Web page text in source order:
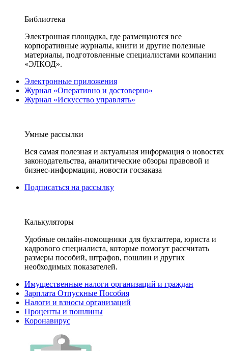
Библиотека
Электронная площадка, где размещаются все
корпоративные журналы, книги и другие полезные
материалы, подготовленные специалистами компании
«ЭЛКОД».
Электронные приложения
Журнал «Оперативно и достоверно»
Журнал «Искусство управлять»
Умные рассылки
Вся самая полезная и актуальная информация о новостях
законодательства, аналитические обзоры правовой и
бизнес-информации, новости госзаказа
Подписаться на рассылку
Калькуляторы
Удобные онлайн-помощники для бухгалтера, юриста и
кадрового специалиста, которые помогут рассчитать
размеры пособий, штрафов, пошлин и других
необходимых показателей.
Имущественные налоги организаций и граждан
Зарплата Отпускные Пособия
Налоги и взносы организаций
Проценты и пошлины
Коронавирус